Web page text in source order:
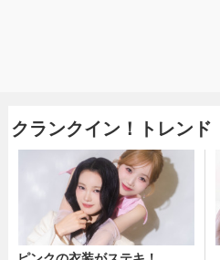
クランクイン！トレン